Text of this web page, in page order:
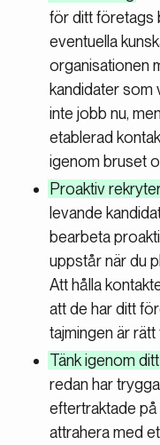
för ditt företags
eventuella
organisationen
kandidater som
inte jobb nu,
etablerad
igenom bruset
Proaktiv
levande
bearbeta
uppstår när du
Att hålla
att de har ditt
tajmingen är
Tänk igenom
redan har
eftertraktade
attrahera med